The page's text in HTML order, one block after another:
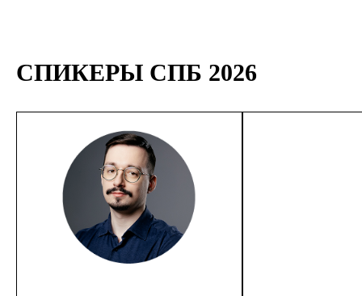
СПИКЕРЫ СПБ 2026